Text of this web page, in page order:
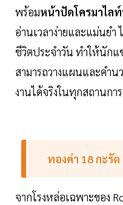
พร้อมหน้าปัดโครมาไลท์
อ่านเวลาง่ายและแม่นย
ชีวิตประจำวัน ทำให้นัก
สามารถวางแผนและคำน
งานได้จริงในทุกสถานกา
ทองคำ 18 กะรัต
จากโรงหล่อเฉพาะของ